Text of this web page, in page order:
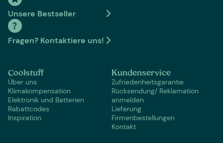
Unsere Bestseller
Fragen? Kontaktiere uns!
Coolstuff
Über uns
Klimakompensation
Elektronik und Batterien
Rabattcodes
Inspiration
Kundenservice
Zufriedenheitsgarantie
Rücksendung/ Reklamation
anmelden
Lieferung
Firmenbestellungen
Kontakt